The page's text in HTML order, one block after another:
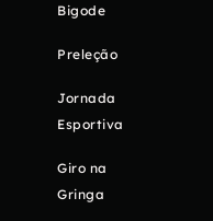
Bigode
Preleção
Jornada
Esportiva
Giro na
Gringa